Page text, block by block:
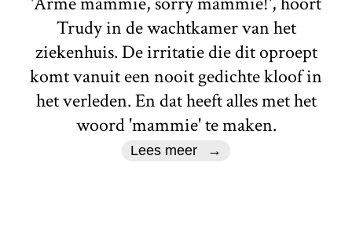
Trudy in de wachtkamer van het
ziekenhuis. De irritatie die dit oproept
komt vanuit een nooit gedichte kloof in
het verleden. En dat heeft alles met het
woord 'mammie' te maken.
Lees meer